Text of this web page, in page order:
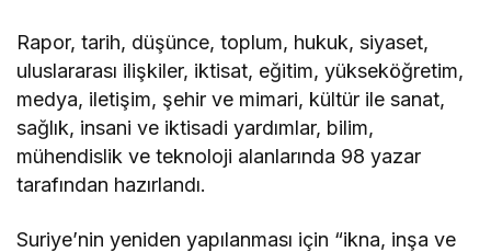
Rapor, tarih, düşünce, toplum, hukuk, siyaset,
uluslararası ilişkiler, iktisat, eğitim, yükseköğretim,
medya, iletişim, şehir ve mimari, kültür ile sanat,
sağlık, insani ve iktisadi yardımlar, bilim,
mühendislik ve teknoloji alanlarında 98 yazar
tarafından hazırlandı.
Suriye’nin yeniden yapılanması için “ikna, inşa ve